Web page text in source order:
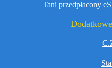
Tani przedpłacony